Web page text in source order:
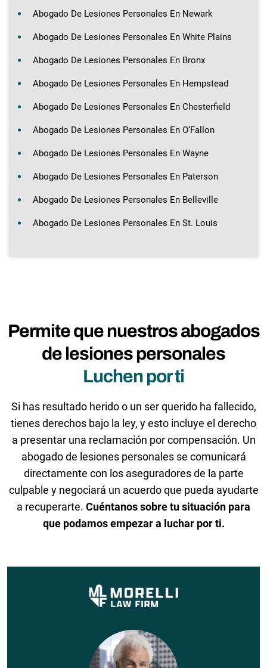
Abogado De Lesiones Personales En Newark
Abogado De Lesiones Personales En White Plains
Abogado De Lesiones Personales En Bronx
Abogado De Lesiones Personales En Hempstead
Abogado De Lesiones Personales En Chesterfield
Abogado De Lesiones Personales En O’Fallon
Abogado De Lesiones Personales En Wayne
Abogado De Lesiones Personales En Paterson
Abogado De Lesiones Personales En Belleville
Abogado De Lesiones Personales En St. Louis
Permite que nuestros abogados
de lesiones personales
Luchen por ti
Si has resultado herido o un ser querido ha fallecido,
tienes derechos bajo la ley, y esto incluye el derecho
a presentar una reclamación por compensación. Un
abogado de lesiones personales se comunicará
directamente con los aseguradores de la parte
culpable y negociará un acuerdo que pueda ayudarte
a recuperarte. Cuéntanos sobre tu situación para
que podamos empezar a luchar por ti.